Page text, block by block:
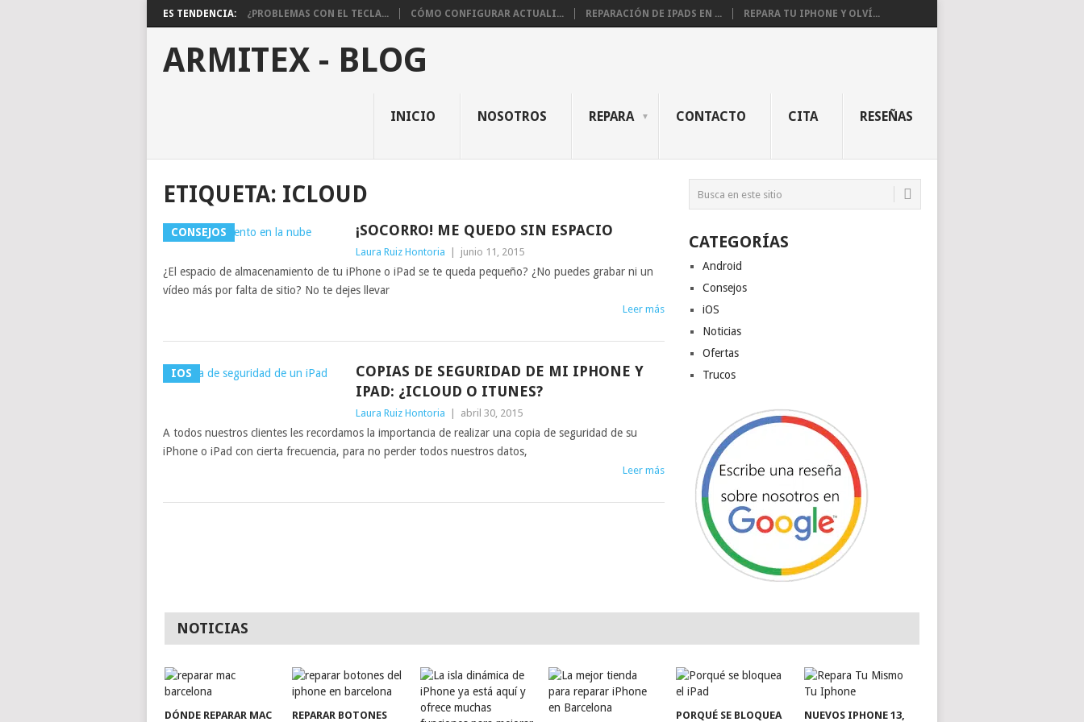
ES TENDENCIA: ¿PROBLEMAS CON EL TECLA... CÓMO CONFIGURAR ACTUALI... REPARACIÓN DE IPADS EN ... REPARA TU IPHONE Y OLVÍ...
ARMITEX - BLOG
INICIO NOSOTROS REPARA CONTACTO CITA RESEÑAS
ETIQUETA: ICLOUD
CONSEJOS ¡SOCORRO! ME QUEDO SIN ESPACIO
Laura Ruiz Hontoria junio 11, 2015
¿El espacio de almacenamiento de tu iPhone o iPad se te queda pequeño? ¿No puedes grabar ni un
vídeo más por falta de sitio? No te dejes llevar
Leer más
IOS
COPIAS DE SEGURIDAD DE MI IPHONE Y
IPAD: ¿ICLOUD O ITUNES?
Laura Ruiz Hontoria abril 30, 2015
A todos nuestros clientes les recordamos la importancia de realizar una copia de seguridad de su
iPhone o iPad con cierta frecuencia, para no perder todos nuestros datos,
Leer más
CATEGORÍAS
Android
Consejos
iOS
Noticias
Ofertas
Trucos
NOTICIAS
DÓNDE REPARAR MAC REPARAR BOTONES PORQUÉ SE BLOQUEA NUEVOS IPHONE 13,